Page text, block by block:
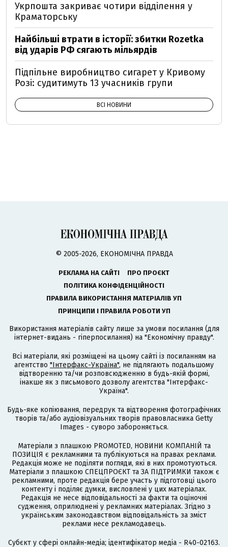
Укрпошта закриває чотири відділення у
Краматорську
Найбільші втрати в історії: збитки Rozetka
від ударів РФ сягають мільярдів
Підпільне виробництво сигарет у Кривому
Розі: судитимуть 13 учасників групи
ВСІ НОВИНИ
© 2005-2026, ЕКОНОМІЧНА ПРАВДА
РЕКЛАМА НА САЙТІ
ПРО ПРОЄКТ
ПОЛІТИКА КОНФІДЕНЦІЙНОСТІ
ПРАВИЛА ВИКОРИСТАННЯ МАТЕРІАЛІВ УП
ПРИНЦИПИ І ПРАВИЛА РОБОТИ УП
Використання матеріалів сайту лише за умови посилання (для
інтернет-видань - гіперпосилання) на "Економічну правду".
Всі матеріали, які розміщені на цьому сайті із посиланням на
агентство "Інтерфакс-Україна", не підлягають подальшому
відтворенню та/чи розповсюдженню в будь-якій формі,
інакше як з письмового дозволу агентства "Інтерфакс-
Україна".
Будь-яке копіювання, передрук та відтворення фотографічних
творів та/або аудіовізуальних творів правовласника Getty
Images - суворо забороняється.
Матеріали з плашкою PROMOTED, НОВИНИ КОМПАНІЙ та
ПОЗИЦІЯ є рекламними та публікуються на правах реклами.
Редакція може не поділяти погляди, які в них промотуються.
Матеріали з плашкою СПЕЦПРОЄКТ та ЗА ПІДТРИМКИ також є
рекламними, проте редакція бере участь у підготовці цього
контенту і поділяє думки, висловлені у цих матеріалах.
Редакція не несе відповідальності за факти та оціночні
судження, оприлюднені у рекламних матеріалах. Згідно з
українським законодавством відповідальність за зміст
реклами несе рекламодавець.
Cубєкт у сфері онлайн-медіа; ідентифікатор медіа - R40-02163.